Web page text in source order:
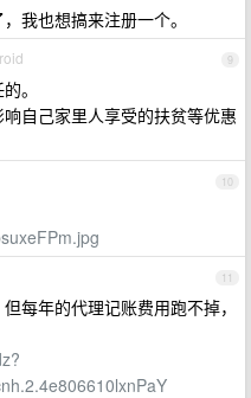
我也想搞来注册一个。
9
。
自己家里人享受的扶贫等优惠
10
11
每年的代理记账费用跑不掉，